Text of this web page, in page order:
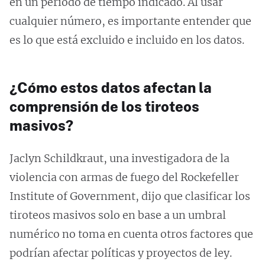
cualquier número, es importante entender que
es lo que está excluido e incluido en los datos.
¿Cómo estos datos afectan la
comprensión de los tiroteos
masivos?
Jaclyn Schildkraut, una investigadora de la
violencia con armas de fuego del Rockefeller
Institute of Government, dijo que clasificar los
tiroteos masivos solo en base a un umbral
numérico no toma en cuenta otros factores que
podrían afectar políticas y proyectos de ley.